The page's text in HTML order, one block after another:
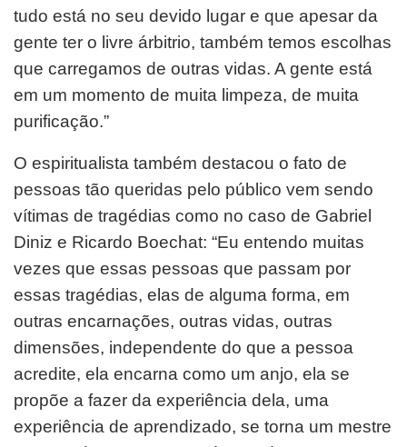
tudo está no seu devido lugar e que apesar da
gente ter o livre árbitrio, também temos escolhas
que carregamos de outras vidas. A gente está
em um momento de muita limpeza, de muita
purificação.”
O espiritualista também destacou o fato de
pessoas tão queridas pelo público vem sendo
vítimas de tragédias como no caso de Gabriel
Diniz e Ricardo Boechat: “Eu entendo muitas
vezes que essas pessoas que passam por
essas tragédias, elas de alguma forma, em
outras encarnações, outras vidas, outras
dimensões, independente do que a pessoa
acredite, ela encarna como um anjo, ela se
propõe a fazer da experiência dela, uma
experiência de aprendizado, se torna um mestre